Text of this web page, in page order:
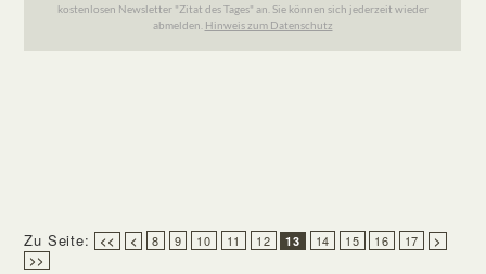
Zu Seite: << < 8 9 10 11 12 13 14 15 16 17
>
>>